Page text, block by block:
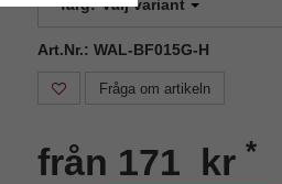
färg: Välj variant
Art.Nr.: WAL-BF015G-H
Fråga om artikeln
från 171 kr *